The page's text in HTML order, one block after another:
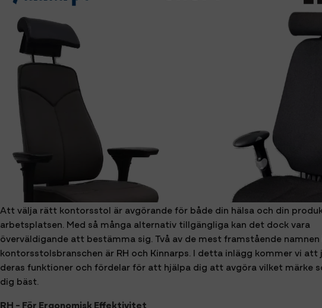
Att välja rätt kontorsstol är avgörande för både din hälsa och din
arbetsplatsen. Med så många alternativ tillgängliga kan det dock vara
överväldigande att bestämma sig. Två av de mest framstående
kontorsstolsbranschen är RH och Kinnarps. I detta inlägg kommer vi att
deras funktioner och fördelar för att hjälpa dig att avgöra vilket märke
dig bäst.
RH - För Ergonomisk Effektivitet